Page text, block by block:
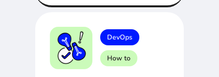
DevOps
How to